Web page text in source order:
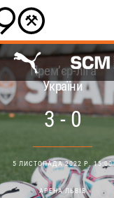
Прем’єр-ліга
України
3 - 0
5 ЛИСТОПАДА 2022 Р. 15:00
АРЕНА ЛЬВІВ